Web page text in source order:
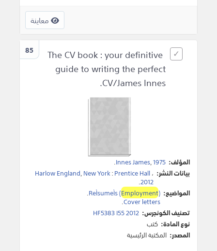
معاينة
85
The CV book : your definitive
guide to writing the perfect
CV/James Innes.
المؤلف: Innes James,1975
.
بيانات النشر:
Harlow England,New York:Prentice Hall،
2012
.
المواضيع:
ReÌsumeÌs (Employment)
.
Cover letters
.
تصنيف الكونجرس: HF5383 I55 2012
نوع المادة: كتب
المصدر: المكتبة الرئيسية